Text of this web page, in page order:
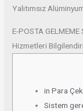
Yalıtımsız
E-POSTA
Hizmetleri
in Para
Sistem